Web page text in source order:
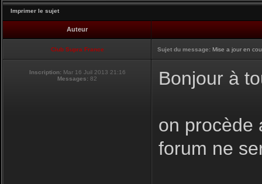
Imprimer le sujet
Auteur
Club Supra France Sujet du message: Mise a jour en
Inscription: Mar 16 Juil 2013 21:16
Messages: 82 Bonjour à
on procède
forum ne